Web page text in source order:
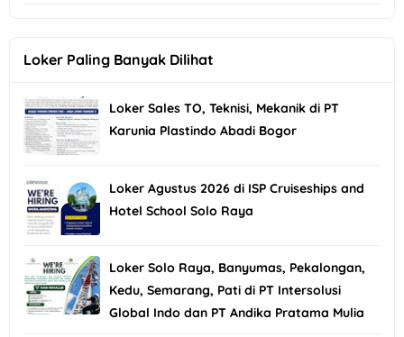
Loker Paling Banyak Dilihat
Loker Sales TO, Teknisi, Mekanik di PT
Karunia Plastindo Abadi Bogor
Loker Agustus 2026 di ISP Cruiseships and
Hotel School Solo Raya
Loker Solo Raya, Banyumas, Pekalongan,
Kedu, Semarang, Pati di PT Intersolusi
Global Indo dan PT Andika Pratama Mulia